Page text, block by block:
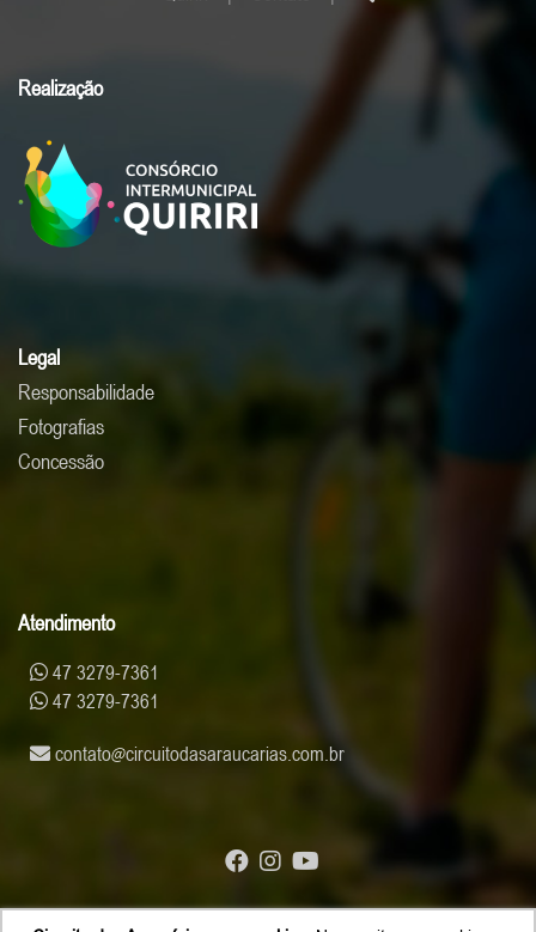
Realização
Legal
Responsabilidade
Fotografias
Concessão
Atendimento
47 3279-7361
47 3279-7361
contato circuitodasaraucarias.com.br